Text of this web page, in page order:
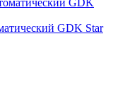
GDK Star